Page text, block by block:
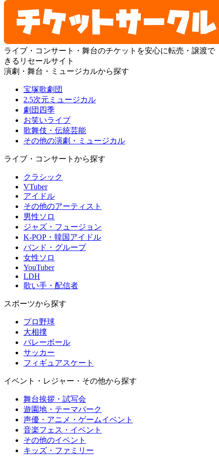
ライブ・コンサート・舞台のチケットを安心に転売・譲渡で
きるリセールサイト
演劇・舞台・ミュージカルから探す
宝塚歌劇団
2.5次元ミュージカル
劇団四季
お笑いライブ
歌舞伎・伝統芸能
その他の演劇・ミュージカル
ライブ・コンサートから探す
クラシック
VTuber
アイドル
その他のアーティスト
男性ソロ
ジャズ・フュージョン
K-POP・韓国アイドル
バンド・グループ
女性ソロ
YouTuber
LDH
歌い手・配信者
スポーツから探す
プロ野球
大相撲
バレーボール
サッカー
フィギュアスケート
イベント・レジャー・その他から探す
舞台挨拶・試写会
遊園地・テーマパーク
声優・アニメ・ゲームイベント
音楽フェス・イベント
その他のイベント
キッズ・ファミリー